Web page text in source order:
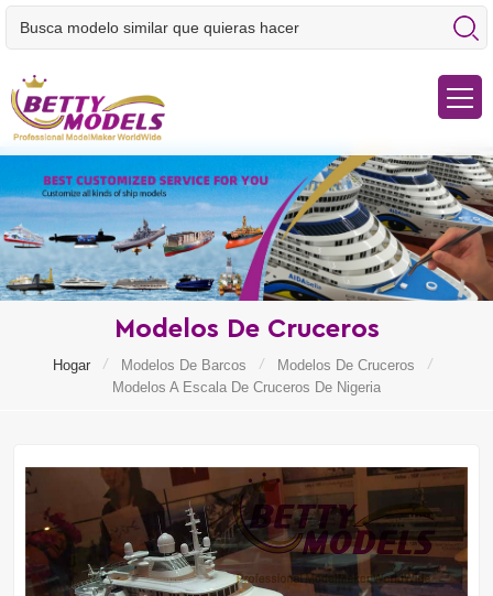
Modelos De Cruceros
Hogar / Modelos De Barcos / Modelos De Cruceros
/
Modelos A Escala De Cruceros De Nigeria